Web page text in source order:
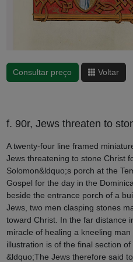
Consultar preço Voltar
f. 90r, Jews threaten to
A twenty-four line framed
Jews threatening to stone Christ
Solomon&ldquo;s porch at the
Gospel for the day in the
beside the entrance porch of a
Jews, two men clasping stones
toward Christ. In the far distance
miracle of healing a kneeling
illustration is of the final section
&ldquo;The Jews therefore said